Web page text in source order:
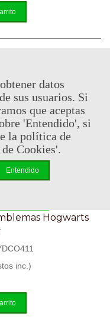
- Harry Potter
inc.)
Hogwarts
inc.)
datos
sus usuarios. Si
que aceptas
'Entendido', si
la política de
Cookies'.
Entendido